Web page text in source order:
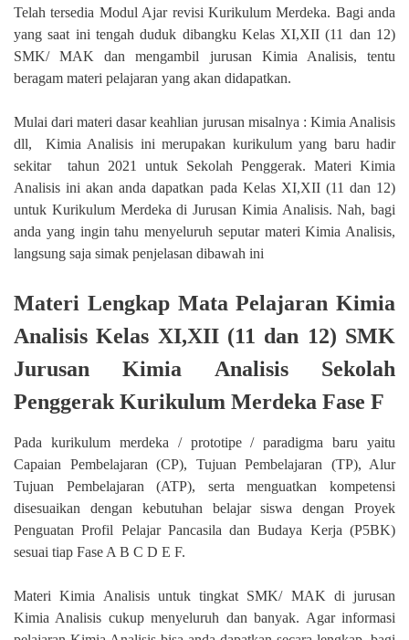
Telah tersedia Modul Ajar revisi Kurikulum Merdeka. Bagi anda
yang saat ini tengah duduk dibangku Kelas XI,XII (11 dan 12)
SMK/ MAK dan mengambil jurusan Kimia Analisis, tentu
beragam materi pelajaran yang akan didapatkan.
Mulai dari materi dasar keahlian jurusan misalnya : Kimia Analisis
dll,
Kimia Analisis ini merupakan kurikulum yang baru hadir
sekitar
tahun 2021 untuk Sekolah Penggerak. Materi Kimia
Analisis ini akan anda dapatkan pada Kelas XI,XII (11 dan 12)
untuk Kurikulum Merdeka di Jurusan Kimia Analisis. Nah, bagi
anda yang ingin tahu menyeluruh seputar materi Kimia Analisis,
langsung saja simak penjelasan dibawah ini
Materi Lengkap Mata Pelajaran Kimia
Analisis Kelas XI,XII (11 dan 12) SMK
Jurusan Kimia Analisis Sekolah
Penggerak Kurikulum Merdeka Fase F
Pada kurikulum merdeka / prototipe / paradigma baru yaitu
Capaian Pembelajaran (CP), Tujuan Pembelajaran (TP), Alur
Tujuan Pembelajaran (ATP), serta menguatkan kompetensi
disesuaikan dengan kebutuhan belajar siswa dengan Proyek
Penguatan Profil Pelajar Pancasila dan Budaya Kerja (P5BK)
sesuai tiap Fase A B C D E F.
Materi Kimia Analisis untuk tingkat SMK/ MAK di jurusan
Kimia Analisis cukup menyeluruh dan banyak. Agar informasi